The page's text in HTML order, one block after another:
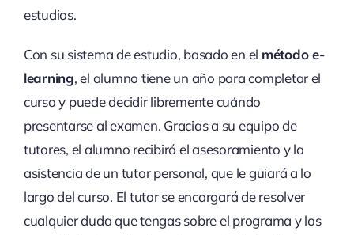
estudios.
Con su sistema de estudio, basado en el método e-
learning, el alumno tiene un año para completar el
curso y puede decidir libremente cuándo
presentarse al examen. Gracias a su equipo de
tutores, el alumno recibirá el asesoramiento y la
asistencia de un tutor personal, que le guiará a lo
largo del curso. El tutor se encargará de resolver
cualquier duda que tengas sobre el programa y los